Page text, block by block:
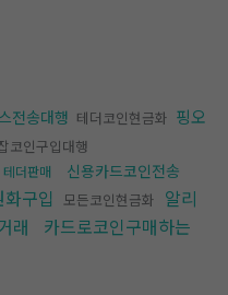
전송대행 테더코인현금화 핑오
코인구입대행
테더판매
신용카드코인전송
구입 모든코인현금화 알리
래
카드로코인구매하는